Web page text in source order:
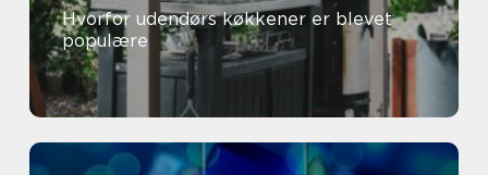
Hvorfor udendørs køkkener er blevet
populære